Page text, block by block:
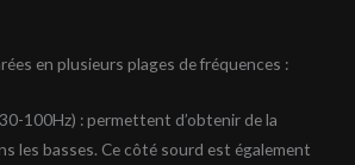
en plusieurs plages de fréquences :
100Hz) : permettent d’obtenir de la
les basses. Ce côté sourd est également